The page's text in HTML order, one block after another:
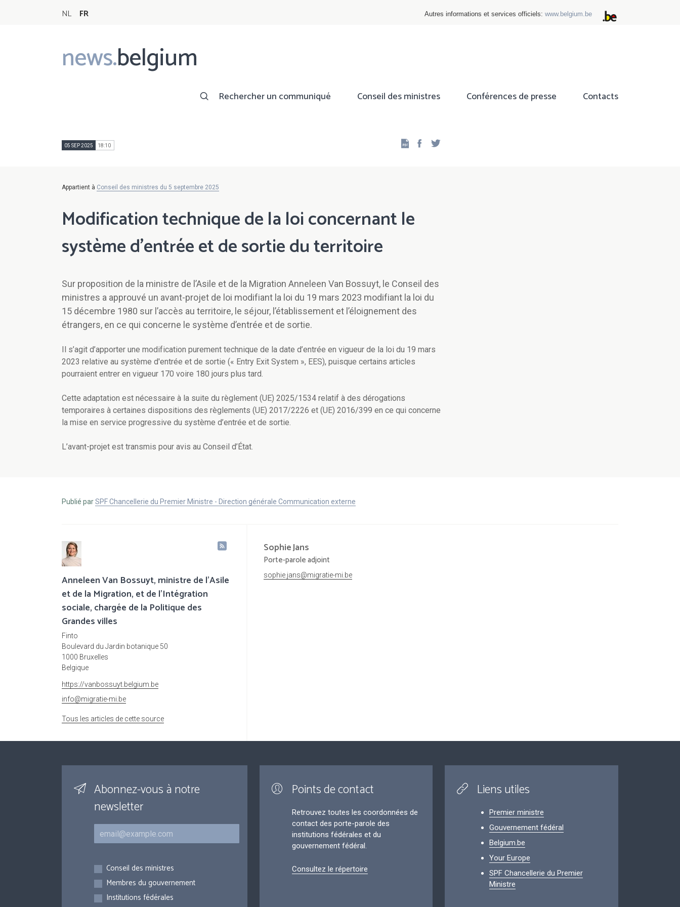
NL FR Autres informations et services officiels: www.belgium.be
news.belgium
Main
navigation
Rechercher un communiqué Conseil des ministres Conférences de presse Contacts
05 SEP 2025 18:10 Facebook
Appartient à Conseil des ministres du 5 septembre 2025
Modification technique de la loi concernant le
système d’entrée et de sortie du territoire
Sur proposition de la ministre de l’Asile et de la Migration Anneleen Van Bossuyt, le Conseil des
ministres a approuvé un avant-projet de loi modifiant la loi du 19 mars 2023 modifiant la loi du
15 décembre 1980 sur l’accès au territoire, le séjour, l’établissement et l’éloignement des
étrangers, en ce qui concerne le système d’entrée et de sortie.
Il s’agit d’apporter une modification purement technique de la date d’entrée en vigueur de la loi du 19 mars
2023 relative au système d'entrée et de sortie (« Entry Exit System », EES), puisque certains articles
pourraient entrer en vigueur 170 voire 180 jours plus tard.
Cette adaptation est nécessaire à la suite du règlement (UE) 2025/1534 relatif à des dérogations
temporaires à certaines dispositions des règlements (UE) 2017/2226 et (UE) 2016/399 en ce qui concerne
la mise en service progressive du système d’entrée et de sortie.
L’avant-projet est transmis pour avis au Conseil d’État.
Publié parSPF Chancellerie du Premier Ministre - Direction générale Communication externe
Anneleen Van Bossuyt, ministre de l’Asile
et de la Migration, et de l’Intégration
sociale, chargée de la Politique des
Grandes villes
Finto
Boulevard du Jardin botanique 50
1000 Bruxelles
Belgique
https://vanbossuyt.belgium.be
info@migratie-mi.be
Tous les articles de cette source
SophieJans
Porte-parole adjoint
sophie.jans@migratie-mi.be
Abonnez-vous à notre
newsletter
Courriel
Inscriptions
Conseil des ministres
Membres du gouvernement
Institutions fédérales
Points de contact
Retrouvez toutes les coordonnées de
contact des porte-parole des
institutions fédérales et du
gouvernement fédéral.
Consultez le répertoire
Liens utiles
Premier ministre
Gouvernement fédéral
Belgium.be
Your Europe
SPF Chancellerie du Premier
Ministre